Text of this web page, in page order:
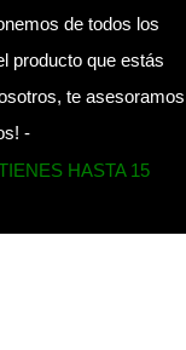
de todos los
producto que estás
te asesoramos
-
HASTA 15
80 unidades